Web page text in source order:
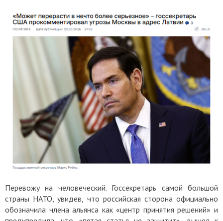
Перевожу на человеческий. Госсекретарь самой большой
страны НАТО, увидев, что российская сторона официально
обозначила члена альянса как «центр принятия решений» и